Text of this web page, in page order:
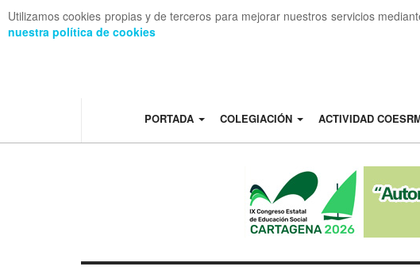
Utilizamos cookies propias y de terceros para mejorar nuestros servicios
nuestra política de cookies
PORTADA COLEGIACIÓN ACTIVIDAD